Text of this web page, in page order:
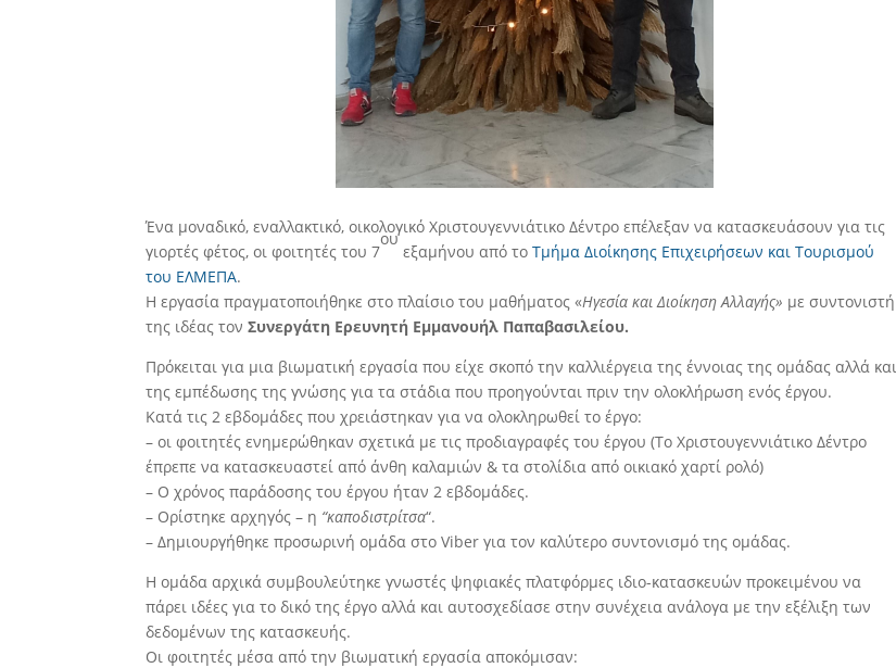
Ένα μοναδικό, εναλλακτικό, οικολογικό Χριστουγεννιάτικο Δέντρο επέλεξαν να κατασκευάσουν για τις
γιορτές φέτος, οι φοιτητές του 7
ου
εξαμήνου από τοΤμήμα Διοίκησης Επιχειρήσεων και Τουρισμού
του ΕΛΜΕΠΑ.
Η εργασία πραγματοποιήθηκε στο πλαίσιο του μαθήματος «Ηγεσία και Διοίκηση Αλλαγής» με συντονιστή
της ιδέας τονΣυνεργάτη Ερευνητή Εμμανουήλ Παπαβασιλείου.
Πρόκειται για μια βιωματική εργασία που είχε σκοπό την καλλιέργεια της έννοιας της ομάδας αλλά και
της εμπέδωσης της γνώσης για τα στάδια που προηγούνται πριν την ολοκλήρωση ενός έργου.
Κατά τις 2 εβδομάδες που χρειάστηκαν για να ολοκληρωθεί το έργο:
– οι φοιτητές ενημερώθηκαν σχετικά με τις προδιαγραφές του έργου (Το Χριστουγεννιάτικο Δέντρο
έπρεπε να κατασκευαστεί από άνθη καλαμιών & τα στολίδια από οικιακό χαρτί ρολό)
– Ο χρόνος παράδοσης του έργου ήταν 2 εβδομάδες.
– Ορίστηκε αρχηγός – η “καποδιστρίτσα“.
– Δημιουργήθηκε προσωρινή ομάδα στο Viber για τον καλύτερο συντονισμό της ομάδας.
Η ομάδα αρχικά συμβουλεύτηκε γνωστές ψηφιακές πλατφόρμες ιδιο-κατασκευών προκειμένου να
πάρει ιδέες για το δικό της έργο αλλά και αυτοσχεδίασε στην συνέχεια ανάλογα με την εξέλιξη των
δεδομένων της κατασκευής.
Οι φοιτητές μέσα από την βιωματική εργασία αποκόμισαν: